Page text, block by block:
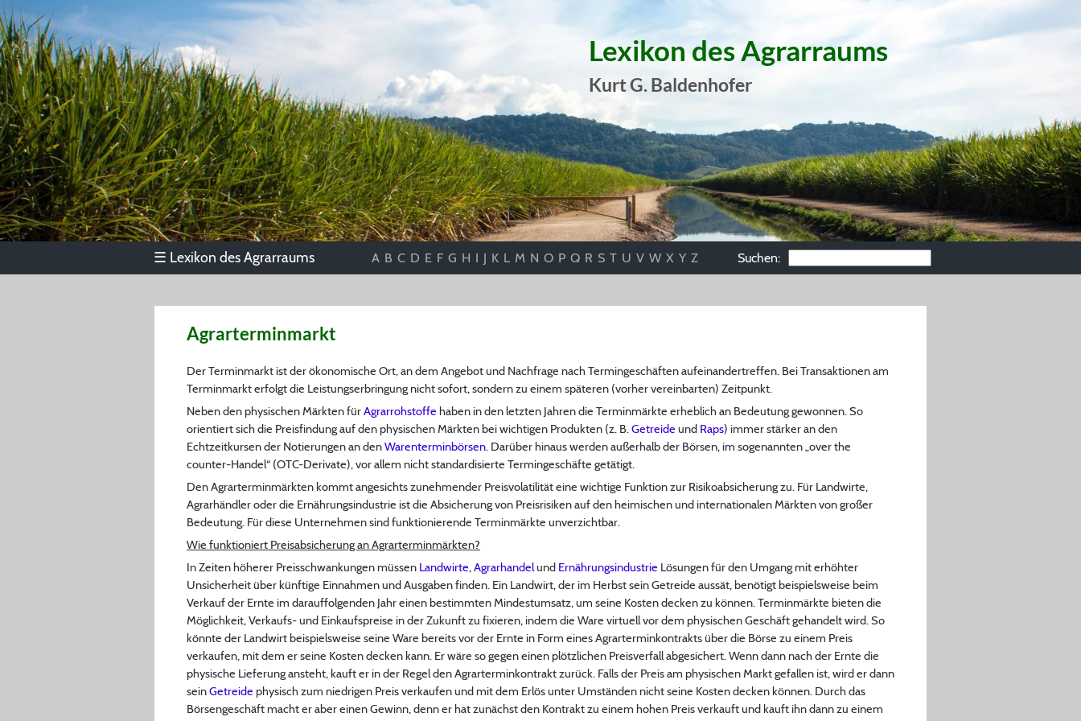
Lexikon des Agrarraums
Kurt G. Baldenhofer
☰ Lexikon des Agrarraums A B C D E F G H I J K L M N O P Q R S T U V W X Y Z Suchen:
Agrarterminmarkt
Der Terminmarkt ist der ökonomische Ort, an dem Angebot und Nachfrage nach Termingeschäften aufeinandertreffen. Bei Transaktionen am
Terminmarkt erfolgt die Leistungserbringung nicht sofort, sondern zu einem späteren (vorher vereinbarten) Zeitpunkt.
Neben den physischen Märkten fürAgrarrohstoffe haben in den letzten Jahren die Terminmärkte erheblich an Bedeutung gewonnen. So
orientiert sich die Preisfindung auf den physischen Märkten bei wichtigen Produkten (z. B. Getreide und Raps) immer stärker an den
Echtzeitkursen der Notierungen an denWarenterminbörsen. Darüber hinaus werden außerhalb der Börsen, im sogenannten „over the
counter-Handel“ (OTC-Derivate), vor allem nicht standardisierte Termingeschäfte getätigt.
Den Agrarterminmärkten kommt angesichts zunehmender Preisvolatilität eine wichtige Funktion zur Risikoabsicherung zu. Für Landwirte,
Agrarhändler oder die Ernährungsindustrie ist die Absicherung von Preisrisiken auf den heimischen und internationalen Märkten von großer
Bedeutung. Für diese Unternehmen sind funktionierende Terminmärkte unverzichtbar.
Wie funktioniert Preisabsicherung an Agrarterminmärkten?
In Zeiten höherer Preisschwankungen müssen Landwirte, Agrarhandelund Ernährungsindustrie Lösungen für den Umgang mit erhöhter
Unsicherheit über künftige Einnahmen und Ausgaben finden. Ein Landwirt, der im Herbst sein Getreide aussät, benötigt beispielsweise beim
Verkauf der Ernte im darauffolgenden Jahr einen bestimmten Mindestumsatz, um seine Kosten decken zu können. Terminmärkte bieten die
Möglichkeit, Verkaufs- und Einkaufspreise in der Zukunft zu fixieren, indem die Ware virtuell vor dem physischen Geschäft gehandelt wird. So
könnte der Landwirt beispielsweise seine Ware bereits vor der Ernte in Form eines Agrarterminkontrakts über die Börse zu einem Preis
verkaufen, mit dem er seine Kosten decken kann. Er wäre so gegen einen plötzlichen Preisverfall abgesichert. Wenn dann nach der Ernte die
physische Lieferung ansteht, kauft er in der Regel den Agrarterminkontrakt zurück. Falls der Preis am physischen Markt gefallen ist, wird er dann
seinGetreide physisch zum niedrigen Preis verkaufen und mit dem Erlös unter Umständen nicht seine Kosten decken können. Durch das
Börsengeschäft macht er aber einen Gewinn, denn er hat zunächst den Kontrakt zu einem hohen Preis verkauft und kauft ihn dann zu einem